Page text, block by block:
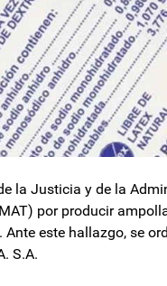
la Justicia y de la
por producir
este hallazgo, se
S.A.